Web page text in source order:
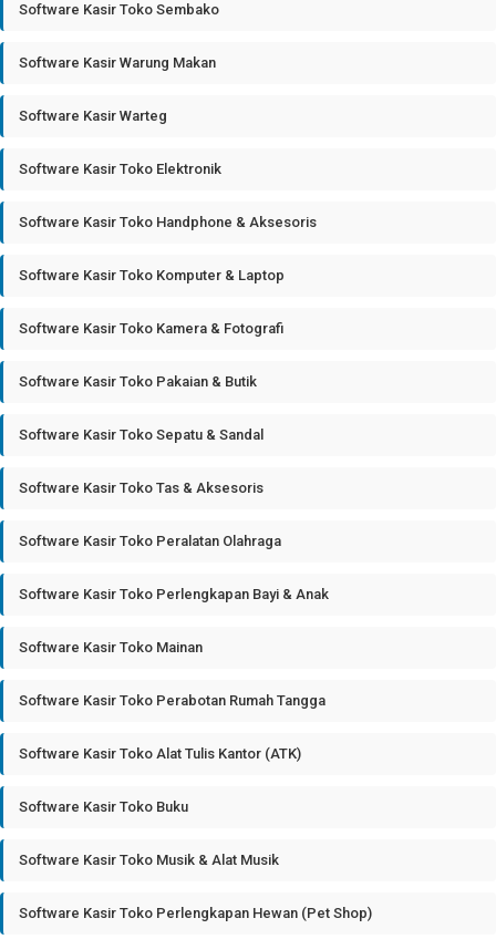
Software Kasir Toko Sembako
Software Kasir Warung Makan
Software Kasir Warteg
Software Kasir Toko Elektronik
Software Kasir Toko Handphone & Aksesoris
Software Kasir Toko Komputer & Laptop
Software Kasir Toko Kamera & Fotografi
Software Kasir Toko Pakaian & Butik
Software Kasir Toko Sepatu & Sandal
Software Kasir Toko Tas & Aksesoris
Software Kasir Toko Peralatan Olahraga
Software Kasir Toko Perlengkapan Bayi & Anak
Software Kasir Toko Mainan
Software Kasir Toko Perabotan Rumah Tangga
Software Kasir Toko Alat Tulis Kantor (ATK)
Software Kasir Toko Buku
Software Kasir Toko Musik & Alat Musik
Software Kasir Toko Perlengkapan Hewan (Pet Shop)